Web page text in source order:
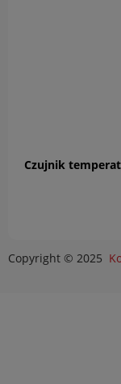
Czujnik
Copyright © 2025